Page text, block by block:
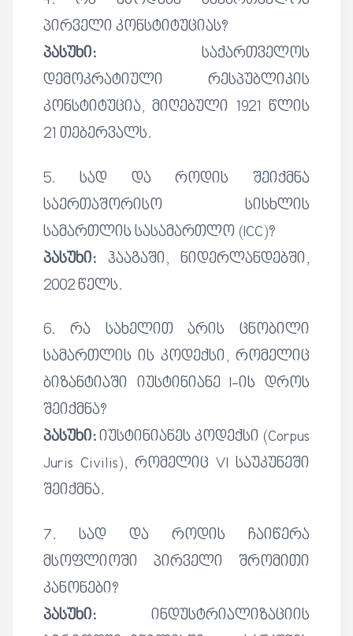
პირველი კონსტიტუციას?
პასუხი: საქართველოს
დემოკრატიული რესპუბლიკის
კონსტიტუცია, მიღებული 1921 წლის
21 თებერვალს.
5. სად და როდის შეიქმნა
საერთაშორისო სისხლის
სამართლის სასამართლო (ICC)?
პასუხი: ჰააგაში, ნიდერლანდებში,
2002 წელს.
6. რა სახელით არის ცნობილი
სამართლის ის კოდექსი, რომელიც
ბიზანტიაში იუსტინიანე I-ის დროს
შეიქმნა?
პასუხი:იუსტინიანეს კოდექსი (Corpus
Juris Civilis), რომელიც VI საუკუნეში
შეიქმნა.
7. სად და როდის ჩაიწერა
მსოფლიოში პირველი შრომითი
კანონები?
პასუხი: ინდუსტრიალიზაციის